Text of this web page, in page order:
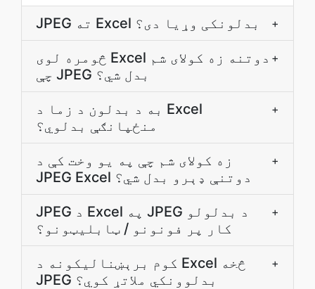
JPEG ته Excel بدلونکی وړیا دی؟ +
څومره لوی Excel دوتنه زه کولای شم
چې JPEG بدل شي؟
+
به د بدلون د زما د Excel
منځپانګې بدلوي؟
+
زه کولای شم چې په يو وخت کې د
JPEG Excel دوتنې ډېرو بدل شي؟
+
JPEG د Excel په JPEG د بدلولو
کار پر فونونو / ټابلیټونو؟
+
کوم برېښنالیکونه د Excel څخه
JPEG بدلوونکي ملاتړ کوي؟
+